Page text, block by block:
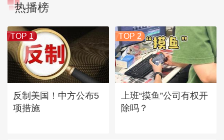
热播榜
TOP 1
反制美国！中方公布5
项措施
TOP 2
上班“摸鱼”公司有权开
除吗？